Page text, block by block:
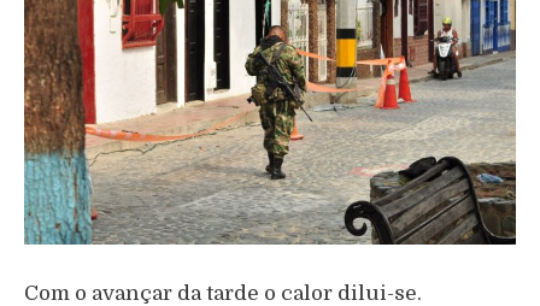
Com o avançar da tarde o calor dilui-se.